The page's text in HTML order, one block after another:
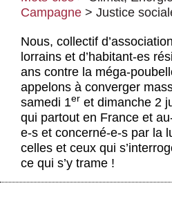
Actus et médias
Boutique
Campagne > Justice
Nous, collectif
lorrains et d’habitant-es
ans contre la méga-
appelons à converger
samedi 1er et dimanche 2
qui partout en France et
e-s et concerné-e-s par la
celles et ceux qui
ce qui s’y trame !